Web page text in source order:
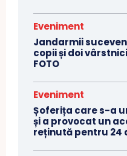
Eveniment
Jandarmii
copii și doi
FOTO
Eveniment
Șoferița care s-a
și a provocat un
reținută pentru 24